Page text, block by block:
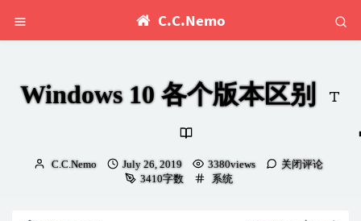
C.C.Nemo
Windows 10 各个版本区别
Author：
C.C.Nemo
发
布
July 26, 2019 3380views
关闭评论
3410字数
Categories：
系统